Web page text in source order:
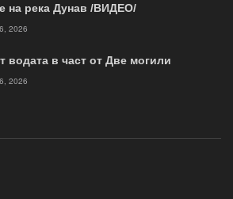
на река Дунав /ВИДЕО/
2026
водата в част от Две могили
2026